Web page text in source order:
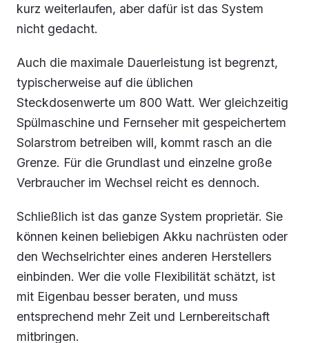
kurz weiterlaufen, aber dafür ist das System
nicht gedacht.
Auch die maximale Dauerleistung ist begrenzt,
typischerweise auf die üblichen
Steckdosenwerte um 800 Watt. Wer gleichzeitig
Spülmaschine und Fernseher mit gespeichertem
Solarstrom betreiben will, kommt rasch an die
Grenze. Für die Grundlast und einzelne große
Verbraucher im Wechsel reicht es dennoch.
Schließlich ist das ganze System proprietär. Sie
können keinen beliebigen Akku nachrüsten oder
den Wechselrichter eines anderen Herstellers
einbinden. Wer die volle Flexibilität schätzt, ist
mit Eigenbau besser beraten, und muss
entsprechend mehr Zeit und Lernbereitschaft
mitbringen.